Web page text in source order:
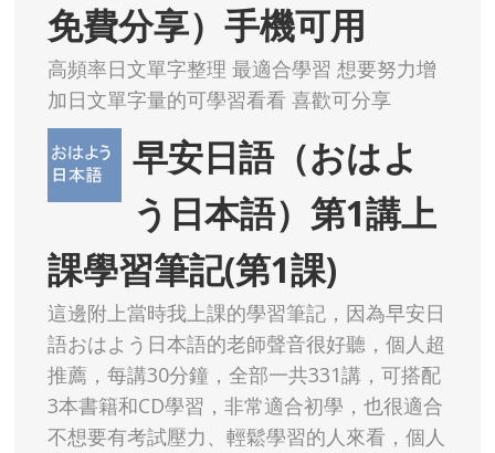
免費分享）手機可用
高頻率日文單字整理 最適合學習 想要努力增
加日文單字量的可學習看看 喜歡可分享
早安日語（おはよ
う日本語）第1講上
課學習筆記(第1課)
這邊附上當時我上課的學習筆記，因為早安日
語おはよう日本語的老師聲音很好聽，個人超
推薦，每講30分鐘，全部一共331講，可搭配
3本書籍和CD學習，非常適合初學，也很適合
不想要有考試壓力、輕鬆學習的人來看，個人